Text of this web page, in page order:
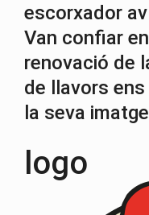
escorxador
Van confiar
renovació de
de llavors
la seva
logo